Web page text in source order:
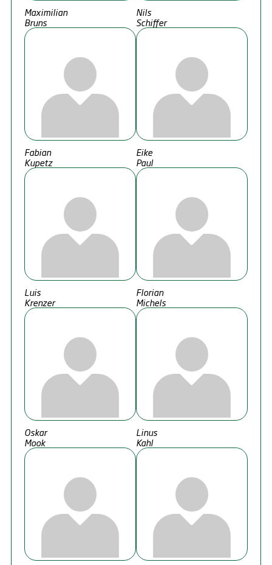
Maximilian
Bruns
Nils
Schiffer
Fabian
Kupetz
Eike
Paul
Luis
Krenzer
Florian
Michels
Oskar
Mook
Linus
Kahl